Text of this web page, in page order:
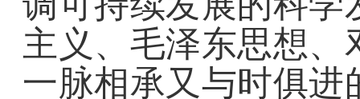
主义、毛泽东思想、
一脉相承又与时俱